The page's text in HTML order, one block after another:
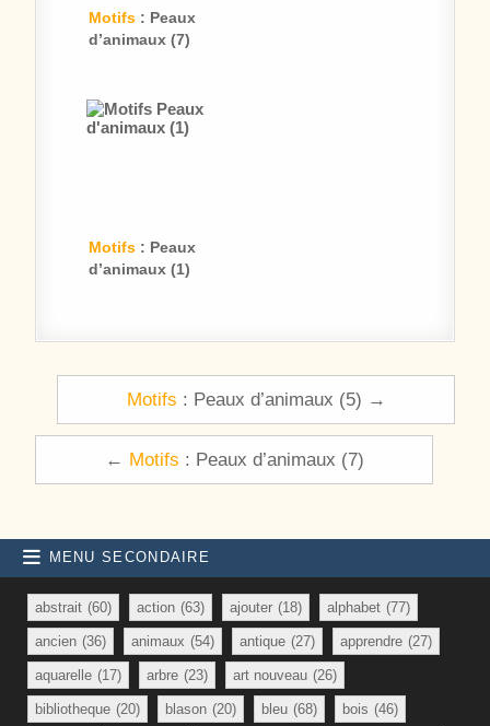
Motifs : Peaux
d’animaux (7)
Motifs : Peaux
d’animaux (1)
Navigation de l’article
Motifs : Peaux d’animaux (5) →
← Motifs : Peaux d’animaux (7)
MENU SECONDAIRE
abstrait (60) action (63) ajouter (18) alphabet (77)
ancien (36) animaux (54) antique (27) apprendre (27)
aquarelle (17) arbre (23) art nouveau (26)
bibliotheque (20) blason (20) bleu (68) bois (46)